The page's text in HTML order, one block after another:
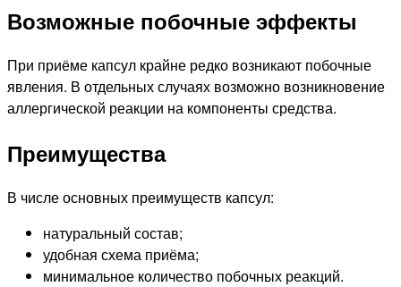
Возможные побочные эффекты
При приёме капсул крайне редко возникают побочные
явления. В отдельных случаях возможно возникновение
аллергической реакции на компоненты средства.
Преимущества
В числе основных преимуществ капсул:
натуральный состав;
удобная схема приёма;
минимальное количество побочных реакций.